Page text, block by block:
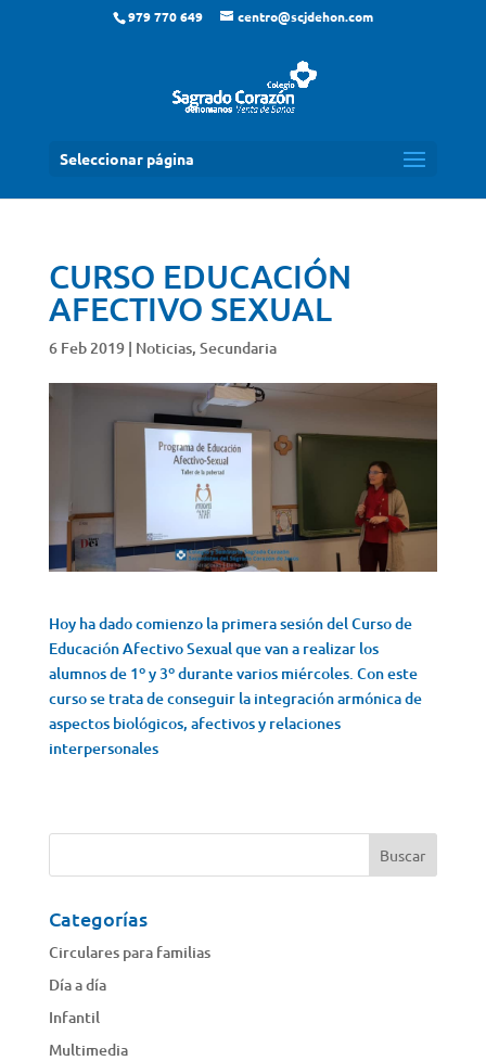
979 770 649 centro@scjdehon.com
Seleccionar página
CURSO EDUCACIÓN
AFECTIVO SEXUAL
6 Feb 2019| Noticias, Secundaria
Hoy ha dado comienzo la primera sesión del Curso de
Educación Afectivo Sexual que van a realizar los
alumnos de 1º y 3º durante varios miércoles. Con este
curso se trata de conseguir la integración armónica de
aspectos biológicos, afectivos y relaciones
interpersonales
Categorías
Circulares para familias
Día a día
Infantil
Multimedia